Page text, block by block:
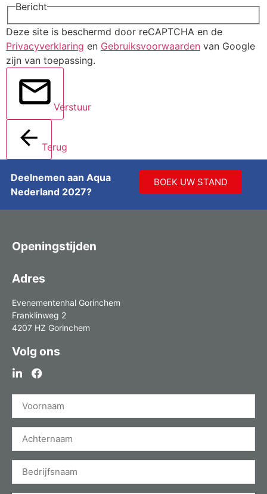
Bericht
Deze site is beschermd door reCAPTCHA en de
Privacyverklaring en Gebruiksvoorwaarden van Google
zijn van toepassing.
Verstuur
Terug
Deelnemen aan Aqua
Nederland 2027?
BOEK UW STAND
Openingstijden
Adres
Evenementenhal Gorinchem
Franklinweg 2
4207 HZ Gorinchem
Volg ons